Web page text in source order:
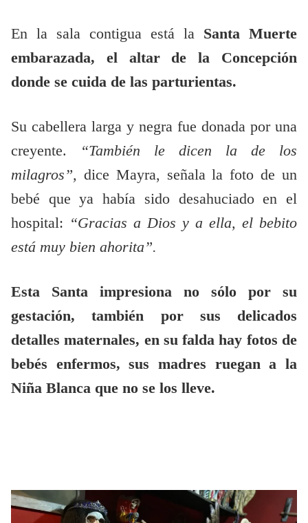
En la sala contigua está la Santa Muerte
embarazada, el altar de la Concepción
donde se cuida de las parturientas.
Su cabellera larga y negra fue donada por una
creyente.
“También le dicen la de los
milagros”, dice Mayra, señala la foto de un
bebé que ya había sido desahuciado en el
hospital: “Gracias a Dios y a ella, el bebito
está muy bien ahorita”.
Esta Santa impresiona no sólo por su
gestación, también por sus delicados
detalles maternales, en su falda hay fotos de
bebés enfermos, sus madres ruegan a la
Niña Blanca que no se los lleve.